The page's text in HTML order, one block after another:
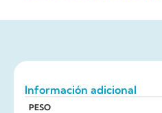
Información adicional
PESO